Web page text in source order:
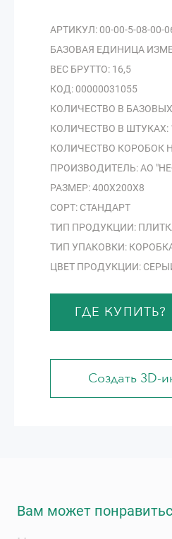
АРТИКУЛ: 00-00-5-08-00-
БАЗОВАЯ ЕДИНИЦА
ВЕС БРУТТО: 16,5
КОД: 00000031055
КОЛИЧЕСТВО В
КОЛИЧЕСТВО В ШТУКАХ:
КОЛИЧЕСТВО КОРОБОК
ПРОИЗВОДИТЕЛЬ: АО
РАЗМЕР: 400Х200Х8
СОРТ: СТАНДАРТ
ТИП ПРОДУКЦИИ:
ТИП УПАКОВКИ:
ЦВЕТ ПРОДУКЦИИ:
ГДЕ КУПИТЬ?
Создать 3D-
Вам может